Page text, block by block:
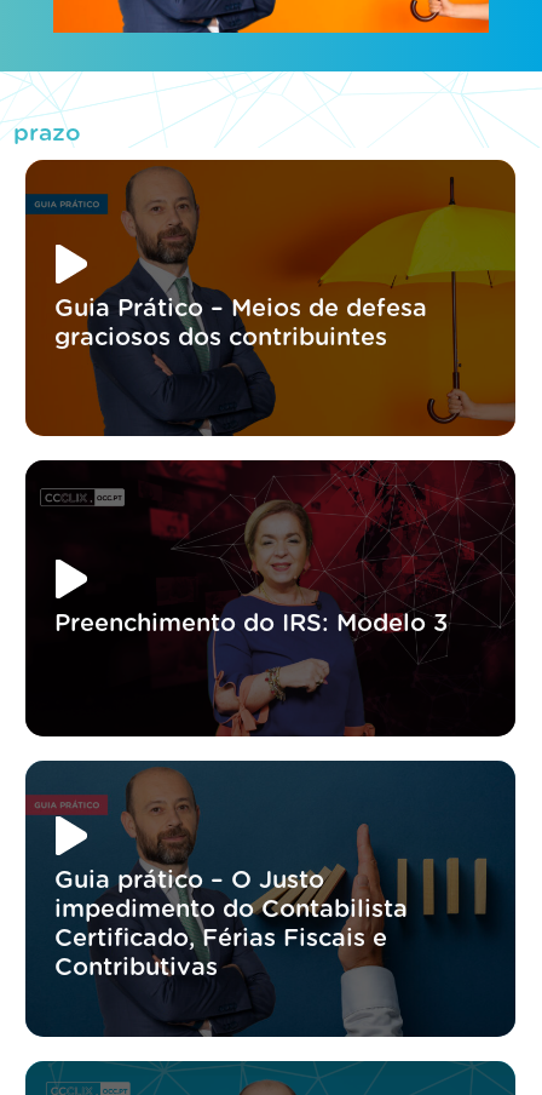
prazo
Guia Prático – Meios de defesa
graciosos dos contribuintes
Preenchimento do IRS: Modelo 3
Guia prático – O Justo
impedimento do Contabilista
Certificado, Férias Fiscais e
Contributivas